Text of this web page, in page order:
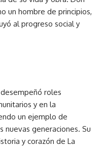
un hombre de principios,
al progreso social y
roles
y en la
un ejemplo de
nuevas generaciones. Su
y corazón de La